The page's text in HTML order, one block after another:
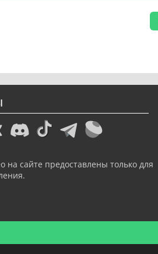
на сайте предоставлены только для